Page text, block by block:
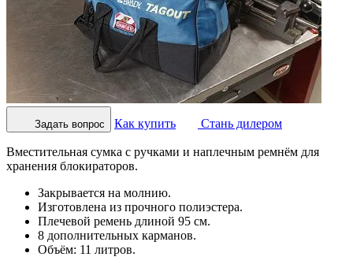
Задать вопрос Как купить Стань дилером
Вместительная сумка с ручками и наплечным ремнём для
хранения блокираторов.
Закрывается на молнию.
Изготовлена из прочного полиэстера.
Плечевой ремень длиной 95 см.
8 дополнительных карманов.
Объём: 11 литров.